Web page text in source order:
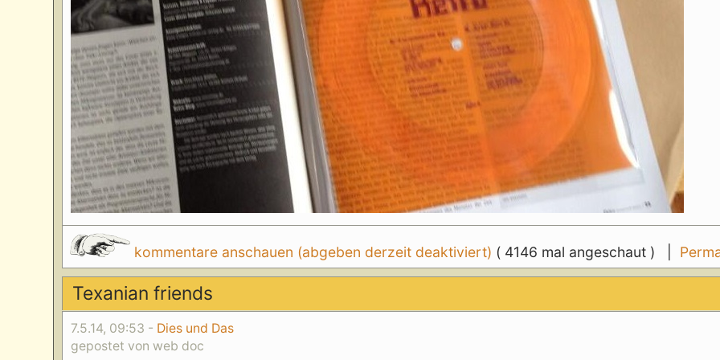
kommentare anschauen (abgeben derzeit deaktiviert) ( 4146 mal angeschaut ) |
Texanian friends
7.5.14, 09:53 - Dies und Das
gepostet von web doc